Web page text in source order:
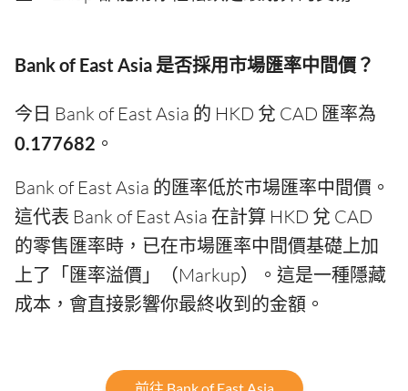
Bank of East Asia 是否採用市場匯率中間價？
今日 Bank of East Asia 的 HKD 兌 CAD 匯率為
0.177682 。
Bank of East Asia 的匯率低於市場匯率中間價。
這代表 Bank of East Asia 在計算 HKD 兌 CAD
的零售匯率時，已在市場匯率中間價基礎上加
上了「匯率溢價」（Markup）。這是一種隱藏
成本，會直接影響你最終收到的金額。